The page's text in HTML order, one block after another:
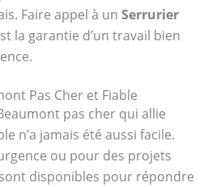
Faire appel à un Serrurier
la garantie d’un travail bien
Pas Cher et Fiable
pas cher qui allie
n’a jamais été aussi facile.
ou pour des projets
disponibles pour répondre